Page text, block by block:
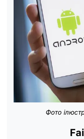
Фото